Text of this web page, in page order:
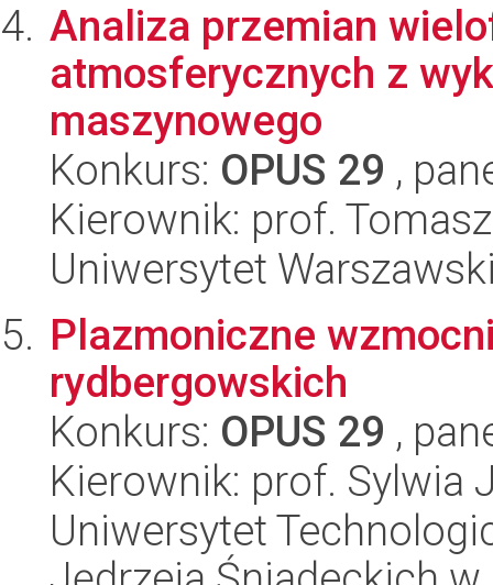
Analiza przemian
atmosferycznych z
maszynowego
Konkurs: OPUS 29 ,
Kierownik: prof.
Uniwersytet
Plazmoniczne
rydbergowskich
Konkurs: OPUS 29 ,
Kierownik: prof. Sylwia
Uniwersytet